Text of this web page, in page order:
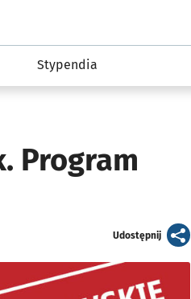
Kultura
Stypendia
Program
Udostępnijartykuł